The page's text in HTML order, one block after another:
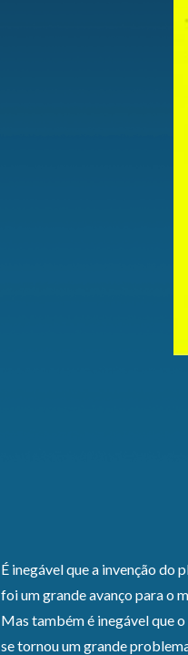
É inegável que a invenção do
foi um grande avanço para o
Mas também é inegável que
se tornou um grande